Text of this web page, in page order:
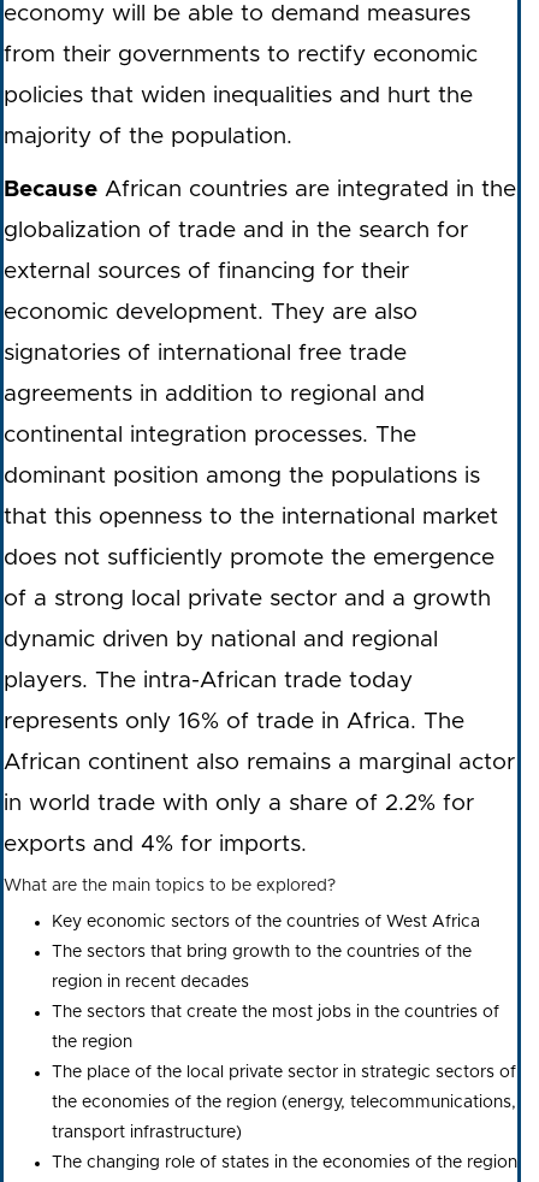
economy will be able to demand measures
from their governments to rectify economic
policies that widen inequalities and hurt the
majority of the population.
Because African countries are integrated in the
globalization of trade and in the search for
external sources of financing for their
economic development. They are also
signatories of international free trade
agreements in addition to regional and
continental integration processes. The
dominant position among the populations is
that this openness to the international market
does not sufficiently promote the emergence
of a strong local private sector and a growth
dynamic driven by national and regional
players. The intra-African trade today
represents only 16% of trade in Africa. The
African continent also remains a marginal actor
in world trade with only a share of 2.2% for
exports and 4% for imports.
What are the main topics to be explored?
Key economic sectors of the countries of West Africa
The sectors that bring growth to the countries of the
region in recent decades
The sectors that create the most jobs in the countries of
the region
The place of the local private sector in strategic sectors of
the economies of the region (energy, telecommunications,
transport infrastructure)
The changing role of states in the economies of the region